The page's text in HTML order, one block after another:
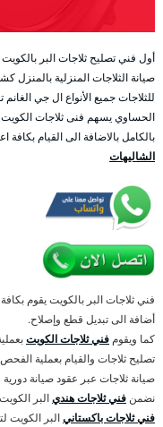
أول فني تصليح ثلاجات البر
صيانة الثلاجات المنزلية
للثلاجات جميع الأنواع ال جي
الحساوي يسهم فنى ثلاجات الكويت
بالكامل بالاضافة الى القيام
الشاليهات
فني ثلاجات البر بالكويت يقوم
أضافة الى تبديل قطع وإصلاح.
كما ويقوم فني ثلاجات الكويت
تصليح ثلاجات والقيام بعملية
صيانة ثلاجات عبر عقود صيانة
نضمن فني ثلاجات هنديالبر
فني ثلاجات باكستانيالبر الكويت